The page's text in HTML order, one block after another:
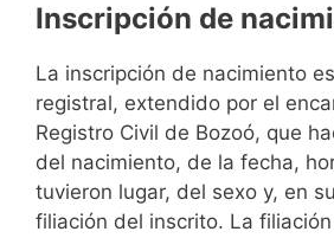
Inscripción de
La inscripción de nacimiento
registral, extendido por el
Registro Civil de Bozoó, que
del nacimiento, de la fecha,
tuvieron lugar, del sexo y, en
filiación del inscrito. La